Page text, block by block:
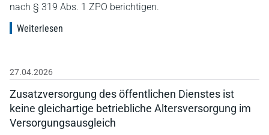
nach § 319 Abs. 1 ZPO berichtigen.
Weiterlesen
27.04.2026
Zusatzversorgung des öffentlichen Dienstes ist
keine gleichartige betriebliche Altersversorgung im
Versorgungsausgleich